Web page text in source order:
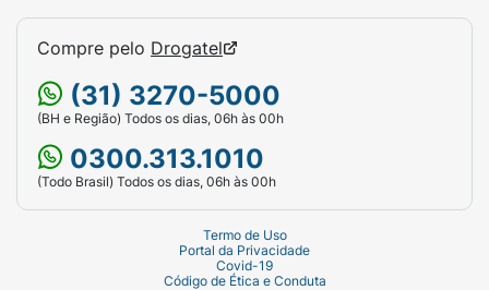
Compre pelo Drogatel
(31) 3270-5000
(BH e Região) Todos os dias, 06h às 00h
0300.313.1010
(Todo Brasil) Todos os dias, 06h às 00h
Termo de Uso
Portal da Privacidade
Covid-19
Código de Ética e Conduta